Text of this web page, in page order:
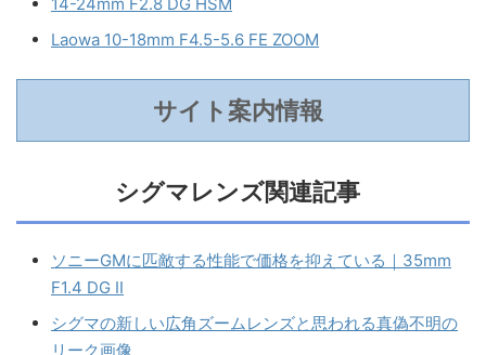
楽天市場 Amazon キタムラ
楽天市場 Amazon キタムラ Yahoo
スポンサーリンク